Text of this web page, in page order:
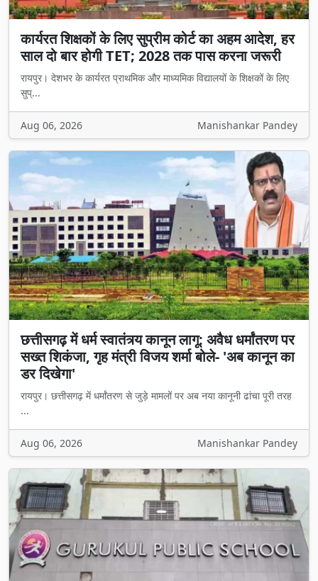
कार्यरत शिक्षकों के लिए सुप्रीम कोर्ट का अहम आदेश, हर
साल दो बार होगी TET; 2028 तक पास करना जरूरी
रायपुर। देशभर के कार्यरत प्राथमिक और माध्यमिक विद्यालयों के शिक्षकों के लिए
सुप्...
Aug 06, 2026 Manishankar Pandey
छत्तीसगढ़ में धर्म स्वातंत्र्य कानून लागू: अवैध धर्मांतरण पर
सख्त शिकंजा, गृह मंत्री विजय शर्मा बोले- 'अब कानून का
डर दिखेगा'
रायपुर। छत्तीसगढ़ में धर्मांतरण से जुड़े मामलों पर अब नया कानूनी ढांचा पूरी तरह
...
Aug 06, 2026 Manishankar Pandey